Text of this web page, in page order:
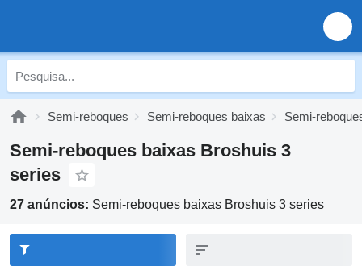
Semi-reboques Semi-reboques baixas Semi-
Semi-reboques baixas Broshuis 3
series
27 anúncios: Semi-reboques baixas Broshuis 3 series